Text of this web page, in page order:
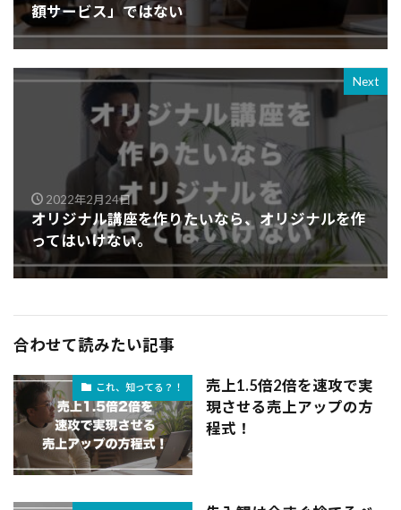
額サービス」ではない
Next
2022年2月24日
オリジナル講座を作りたいなら、オリジナルを作
ってはいけない。
合わせて読みたい記事
これ、知ってる？！
売上1.5倍2倍を速攻で実
現させる売上アップの方
程式！